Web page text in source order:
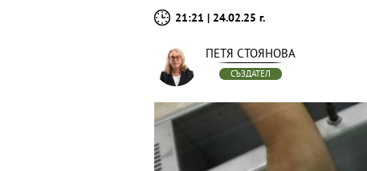
21:21 | 24.02.25 г.
ПЕТЯ СТОЯНОВА
СЪЗДАТЕЛ